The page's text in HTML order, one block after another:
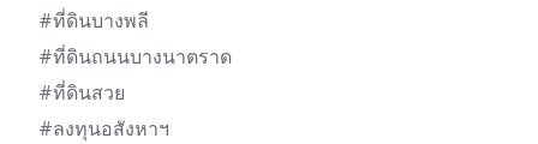
#ที่ดินบางพลี
#ที่ดินถนนบางนาตราด
#ที่ดินสวย
#ลงทุนอสังหาฯ